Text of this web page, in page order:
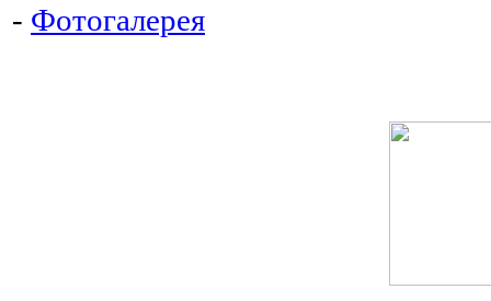
- Фотогалерея